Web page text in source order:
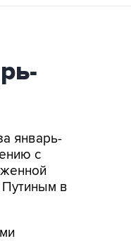
январь-
с
в